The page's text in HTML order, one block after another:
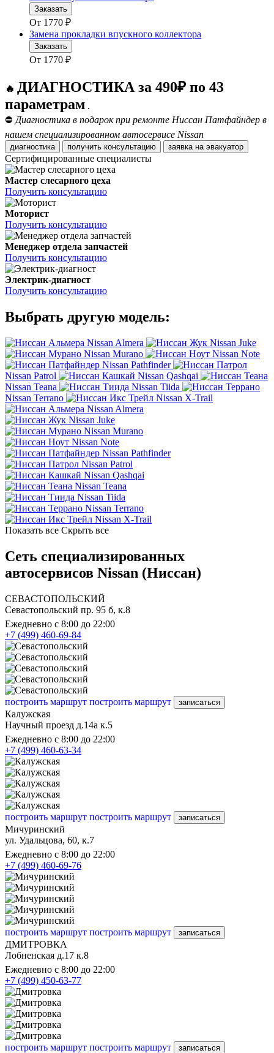
Заказать
От 1770 ₽
Замена прокладки впускного коллектора
Заказать
От 1770 ₽
🔥 ДИАГНОСТИКА за 490₽ по 43
параметрам .
⛔ Диагностика в подарок при ремонте Ниссан Патфайндер в
нашем специализированном автосервисе Nissan
диагностика получить консультацию заявка на эвакуатор
Сертифицированные специалисты
Мастер слесарного цеха
Получить консультацию
Моторист
Получить консультацию
Менеджер отдела запчастей
Получить консультацию
Электрик-диагност
Получить консультацию
Выбрать другую модель:
Nissan Almera
Nissan Juke
Nissan Murano
Nissan Note
Nissan Pathfinder
Nissan Patrol
Nissan Qashqai
Nissan Teana
Nissan Tiida
Nissan Terrano
Nissan X-Trail
Nissan Almera
Nissan Juke
Nissan Murano
Nissan Note
Nissan Pathfinder
Nissan Patrol
Nissan Qashqai
Nissan Teana
Nissan Tiida
Nissan Terrano
Nissan X-Trail
Показать все Скрыть все
Сеть специализированных
автосервисов Nissan (Ниссан)
СЕВАСТОПОЛЬСКИЙ
Севастопольский пр. 95 б, к.8
Ежедневно с 8:00 до 22:00
+7 (499) 460-69-84
построить маршрут построить маршрут записаться
Калужская
Научный проезд д.14а к.5
Ежедневно с 8:00 до 22:00
+7 (499) 460-63-34
построить маршрут построить маршрут записаться
Мичуринский
ул. Удальцова, 60, к.7
Ежедневно с 8:00 до 22:00
+7 (499) 460-69-76
построить маршрут построить маршрут записаться
ДМИТРОВКА
Лобненская д.17 к.8
Ежедневно с 8:00 до 22:00
+7 (499) 450-63-77
построить маршрут построить маршрут записаться